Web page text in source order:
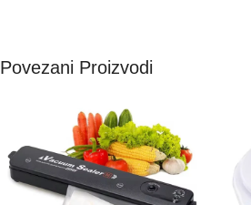
Povezani Proizvodi